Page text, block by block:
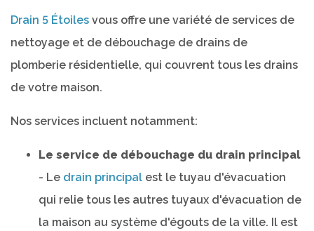
Drain 5 Étoiles vous offre une variété de services de
nettoyage et de débouchage de drains de
plomberie résidentielle, qui couvrent tous les drains
de votre maison.
Nos services incluent notamment:
Le service de débouchage du drain principal
- Le drain principal est le tuyau d'évacuation
qui relie tous les autres tuyaux d'évacuation de
la maison au système d'égouts de la ville. Il est